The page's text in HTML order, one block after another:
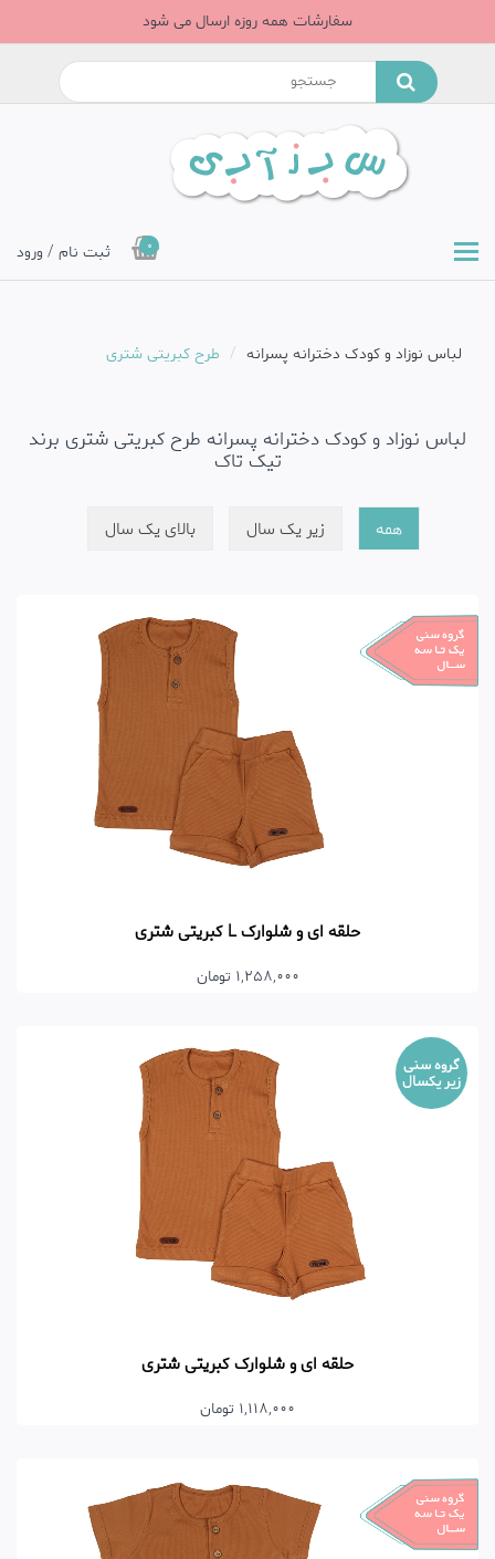
سفارشات همه روزه ارسال می شود
0 ثبت نام / ورود
لباس نوزاد و کودک دخترانه پسرانه طرح کبریتی شتری
لباس نوزاد و کودک دخترانه پسرانه طرح کبریتی شتری برند
تیک تاک
همه زیر یک سال بالای یک سال
حلقه ای و شلوارک L کبریتی شتری
1,258,000 تومان
گروه سنی
زیر یکسال
حلقه ای و شلوارک کبریتی شتری
1,118,000 تومان